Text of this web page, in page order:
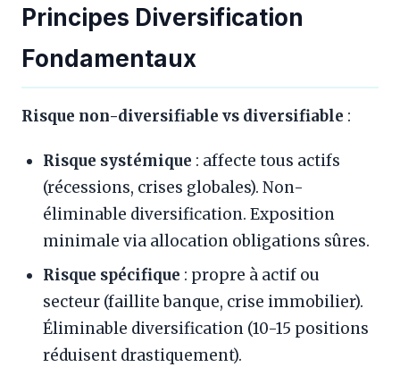
Principes Diversification
Fondamentaux
Risque non-diversifiable vs diversifiable :
Risque systémique : affecte tous actifs
(récessions, crises globales). Non-
éliminable diversification. Exposition
minimale via allocation obligations sûres.
Risque spécifique : propre à actif ou
secteur (faillite banque, crise immobilier).
Éliminable diversification (10-15 positions
réduisent drastiquement).